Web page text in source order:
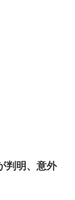
判明、意外